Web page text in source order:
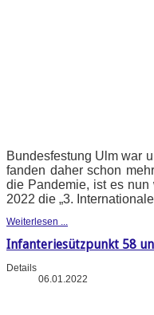
Bundesfestung Ulm war
fanden daher schon
die Pandemie, ist es nun
2022 die „3.
Weiterlesen ...
Infanteriesützpunkt 58
Details
06.01.2022